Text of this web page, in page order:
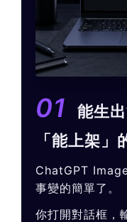
01
能生
「能上架」
ChatGPT
事變的簡單了。
你打開對話框，